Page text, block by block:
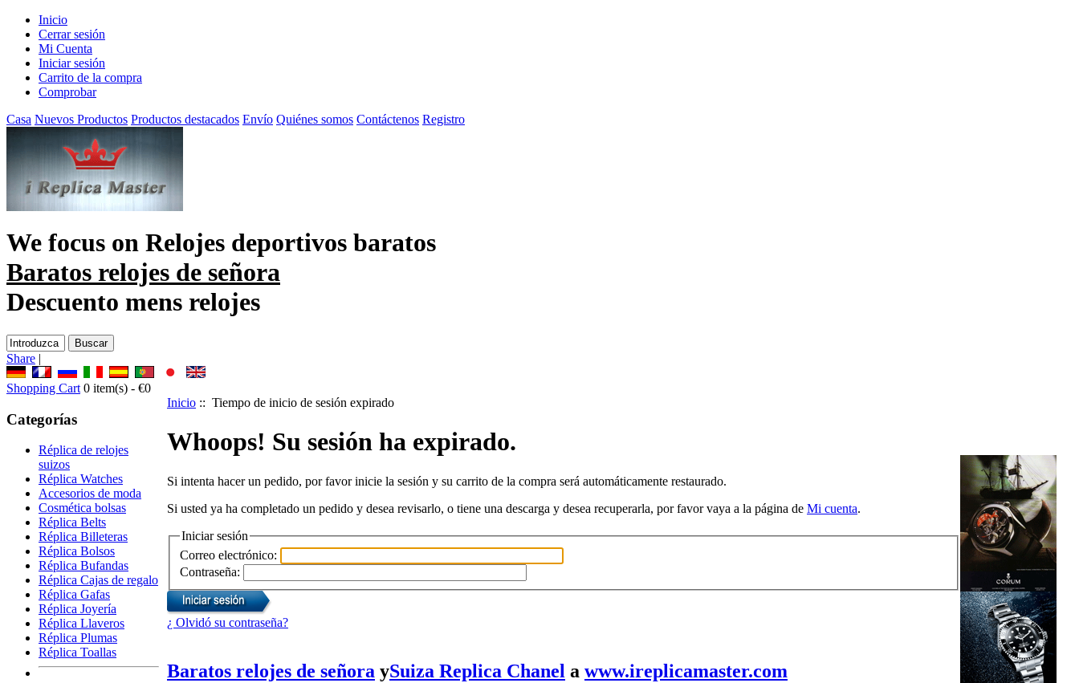
Inicio
Cerrar sesión
Mi Cuenta
Iniciar sesión
Carrito de la compra
Comprobar
Casa Nuevos Productos Productos destacados Envío Quiénes somos Contáctenos Registro
We focus on Relojes deportivos baratos
Baratos relojes de señora
Descuento mens relojes
Share |
Shopping Cart 0 item(s) - €0
Categorías
Réplica de relojes
suizos
Réplica Watches
Accesorios de moda
Cosmética bolsas
Réplica Belts
Réplica Billeteras
Réplica Bolsos
Réplica Bufandas
Réplica Cajas de regalo
Réplica Gafas
Réplica Joyería
Réplica Llaveros
Réplica Plumas
Réplica Toallas
Inicio :: Tiempo de inicio de sesión expirado
Whoops! Su sesión ha expirado.
Si intenta hacer un pedido, por favor inicie la sesión y su carrito de la compra será automáticamente restaurado.
Si usted ya ha completado un pedido y desea revisarlo, o tiene una descarga y desea recuperarla, por favor vaya a la página de Mi cuenta.
Iniciar sesión
Correo electrónico:
Contraseña:
¿ Olvidó su contraseña?
Baratos relojes de señora ySuiza Replica Chanel a www.ireplicamaster.com